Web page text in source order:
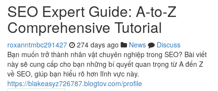
SEO Expert Guide: A-to-Z
Comprehensive Tutorial
roxanntmbc291427 274 days ago News
Discuss
Bạn muốn trở thành nhân vật chuyên nghiệp trong SEO? Bài viết
này sẽ cung cấp cho bạn những bí quyết quan trọng từ A đến Z
về SEO, giúp bạn hiểu rõ hơn lĩnh vực này.
https://blakeasyz726787.blogtov.com/profile